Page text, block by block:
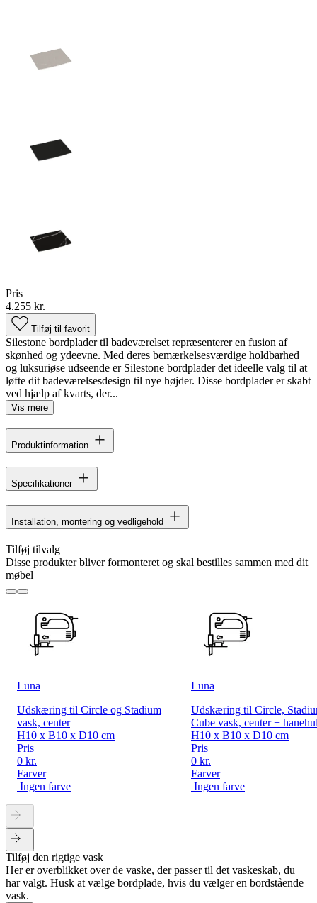
Pris
4.255 kr.
Tilføj til favorit
Silestone bordplader til badeværelset repræsenterer en fusion af
skønhed og ydeevne. Med deres bemærkelsesværdige holdbarhed
og luksuriøse udseende er Silestone bordplader det ideelle valg til at
løfte dit badeværelsesdesign til nye højder. Disse bordplader er skabt
ved hjælp af kvarts, der...
Vis mere
Produktinformation
Specifikationer
Installation, montering og vedligehold
Tilføj tilvalg
Disse produkter bliver formonteret og skal bestilles sammen med dit
møbel
Luna
Udskæring til Circle og Stadium
vask, center
H10 x B10 x D10 cm
Pris
0 kr.
Farver
Ingen farve
Luna
Udskæring til Circle,
Cube vask, center +
H10 x B10 x D10 cm
Pris
0 kr.
Farver
Ingen farve
Tilføj den rigtige vask
Her er overblikket over de vaske, der passer til det vaskeskab, du
har valgt. Husk at vælge bordplade, hvis du vælger en bordstående
vask.